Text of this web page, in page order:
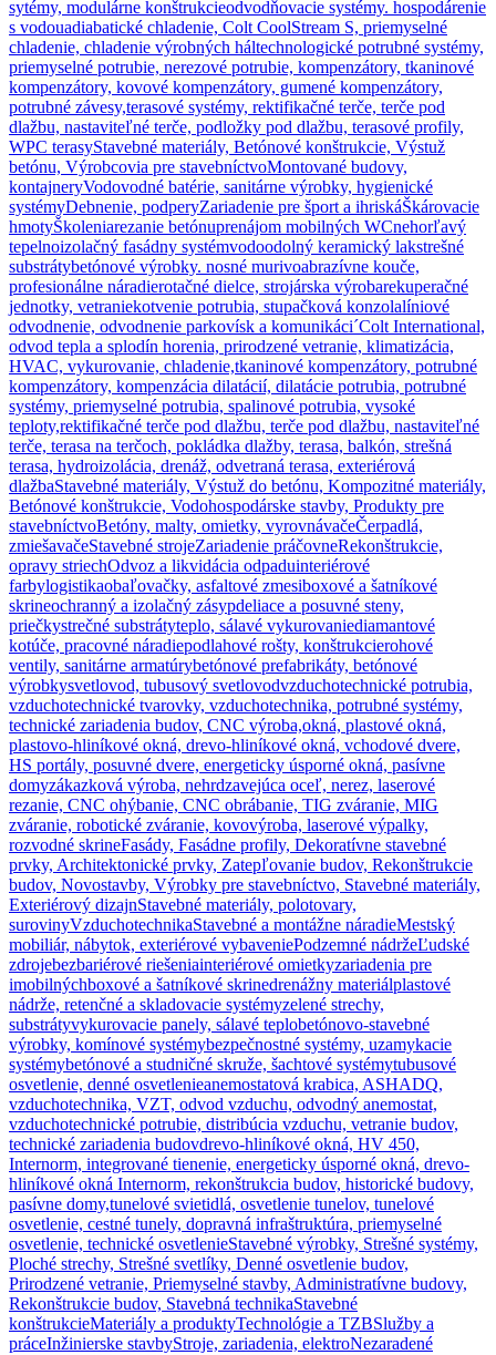
sytémy, modulárne konštrukcieodvodňovacie systémy. hospodárenie
s vodouadiabatické chladenie, Colt CoolStream S, priemyselné
chladenie, chladenie výrobných háltechnologické potrubné systémy,
priemyselné potrubie, nerezové potrubie, kompenzátory, tkaninové
kompenzátory, kovové kompenzátory, gumené kompenzátory,
potrubné závesy,terasové systémy, rektifikačné terče, terče pod
dlažbu, nastaviteľné terče, podložky pod dlažbu, terasové profily,
WPC terasyStavebné materiály, Betónové konštrukcie, Výstuž
betónu, Výrobcovia pre stavebníctvoMontované budovy,
kontajneryVodovodné batérie, sanitárne výrobky, hygienické
systémyDebnenie, podperyZariadenie pre šport a ihriskáŠkárovacie
hmotyŠkoleniarezanie betónuprenájom mobilných WCnehorľavý
tepelnoizolačný fasádny systémvodoodolný keramický lakstrešné
substrátybetónové výrobky. nosné murivoabrazívne kouče,
profesionálne náradierotačné dielce, strojárska výrobarekuperačné
jednotky, vetraniekotvenie potrubia, stupačková konzolalíniové
odvodnenie, odvodnenie parkovísk a komunikáci´Colt International,
odvod tepla a splodín horenia, prirodzené vetranie, klimatizácia,
HVAC, vykurovanie, chladenie,tkaninové kompenzátory, potrubné
kompenzátory, kompenzácia dilatácií, dilatácie potrubia, potrubné
systémy, priemyselné potrubia, spalinové potrubia, vysoké
teploty,rektifikačné terče pod dlažbu, terče pod dlažbu, nastaviteľné
terče, terasa na terčoch, pokládka dlažby, terasa, balkón, strešná
terasa, hydroizolácia, drenáž, odvetraná terasa, exteriérová
dlažbaStavebné materiály, Výstuž do betónu, Kompozitné materiály,
Betónové konštrukcie, Vodohospodárske stavby, Produkty pre
stavebníctvoBetóny, malty, omietky, vyrovnávačeČerpadlá,
zmiešavačeStavebné strojeZariadenie práčovneRekonštrukcie,
opravy striechOdvoz a likvidácia odpaduinteriérové
farbylogistikaobaľovačky, asfaltové zmesiboxové a šatníkové
skrineochranný a izolačný zásypdeliace a posuvné steny,
priečkystrečné substrátyteplo, sálavé vykurovaniediamantové
kotúče, pracovné náradiepodlahové rošty, konštrukcierohové
ventily, sanitárne armatúrybetónové prefabrikáty, betónové
výrobkysvetlovod, tubusový svetlovodvzduchotechnické potrubia,
vzduchotechnické tvarovky, vzduchotechnika, potrubné systémy,
technické zariadenia budov, CNC výroba,okná, plastové okná,
plastovo-hliníkové okná, drevo-hliníkové okná, vchodové dvere,
HS portály, posuvné dvere, energeticky úsporné okná, pasívne
domyzákazková výroba, nehrdzavejúca oceľ, nerez, laserové
rezanie, CNC ohýbanie, CNC obrábanie, TIG zváranie, MIG
zváranie, robotické zváranie, kovovýroba, laserové výpalky,
rozvodné skrineFasády, Fasádne profily, Dekoratívne stavebné
prvky, Architektonické prvky, Zatepľovanie budov, Rekonštrukcie
budov, Novostavby, Výrobky pre stavebníctvo, Stavebné materiály,
Exteriérový dizajnStavebné materiály, polotovary,
surovinyVzduchotechnikaStavebné a montážne náradieMestský
mobiliár, nábytok, exteriérové vybaveniePodzemné nádržeĽudské
zdrojebezbariérové riešeniainteriérové omietkyzariadenia pre
imobilnýchboxové a šatníkové skrinedrenážny materiálplastové
nádrže, retenčné a skladovacie systémyzelené strechy,
substrátyvykurovacie panely, sálavé teplobetónovo-stavebné
výrobky, komínové systémybezpečnostné systémy, uzamykacie
systémybetónové a studničné skruže, šachtové systémytubusové
osvetlenie, denné osvetlenieanemostatová krabica, ASHADQ,
vzduchotechnika, VZT, odvod vzduchu, odvodný anemostat,
vzduchotechnické potrubie, distribúcia vzduchu, vetranie budov,
technické zariadenia budovdrevo-hliníkové okná, HV 450,
Internorm, integrované tienenie, energeticky úsporné okná, drevo-
hliníkové okná Internorm, rekonštrukcia budov, historické budovy,
pasívne domy,tunelové svietidlá, osvetlenie tunelov, tunelové
osvetlenie, cestné tunely, dopravná infraštruktúra, priemyselné
osvetlenie, technické osvetlenieStavebné výrobky, Strešné systémy,
Ploché strechy, Strešné svetlíky, Denné osvetlenie budov,
Prirodzené vetranie, Priemyselné stavby, Administratívne budovy,
Rekonštrukcie budov, Stavebná technikaStavebné
konštrukcieMateriály a produktyTechnológie a TZBSlužby a
práceInžinierske stavbyStroje, zariadenia, elektroNezaradené